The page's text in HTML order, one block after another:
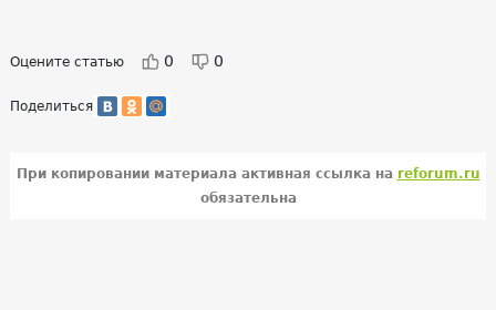
Оцените статью 0 0
Поделиться
При копировании материала активная ссылка на reforum.ru
обязательна